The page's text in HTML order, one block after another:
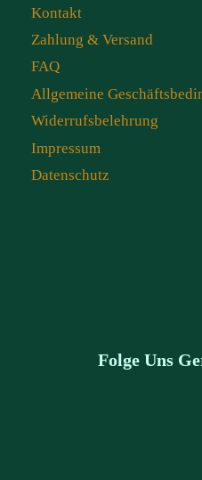
Kontakt
Zahlung & Versand
FAQ
Allgemeine
Widerrufsbelehrung
Impressum
Datenschutz
Folge Uns